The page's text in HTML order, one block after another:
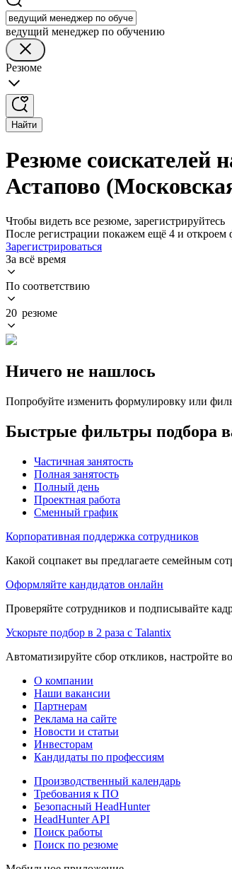
ведущий менеджер по обучению
Резюме
Найти
Резюме соискателей
Астапово
Чтобы видеть все резюме, зарегистрируйтесь
После регистрации покажем ещё 4 и откроем
Зарегистрироваться
За всё время
По соответствию
20 резюме
Ничего не нашлось
Попробуйте изменить формулировку или
Быстрые фильтры подбора
Частичная занятость
Полная занятость
Полный день
Проектная работа
Сменный график
Корпоративная поддержка сотрудников
Какой соцпакет вы предлагаете семейным
Оформляйте кандидатов онлайн
Проверяйте сотрудников и подписывайте
Ускорьте подбор в 2 раза с Talantix
Автоматизируйте сбор откликов, настройте
О компании
Наши вакансии
Партнерам
Реклама на сайте
Новости и статьи
Инвесторам
Кандидаты по профессиям
Производственный календарь
Требования к ПО
Безопасный HeadHunter
HeadHunter API
Поиск работы
Поиск по резюме